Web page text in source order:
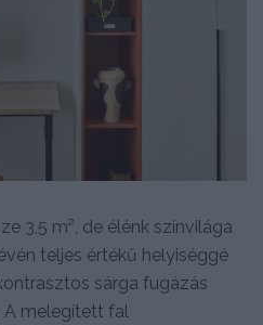
3,5 m², de élénk színvilága
teljes értékű helyiséggé
sárga fugázás
A melegített fal